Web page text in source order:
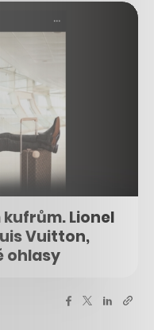
Lionel
Vuitton,
ohlasy